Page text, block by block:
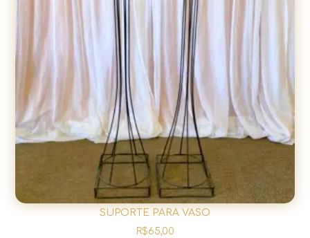
SUPORTE PARA VASO
R$65,00